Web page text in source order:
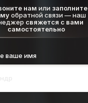
ваше имя
нам или заполните
обратной связи — наш
свяжется с вами
самостоятельно